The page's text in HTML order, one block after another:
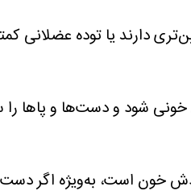
دارند یا توده عضلانی
شود و دست‌ها و پاها
است، به‌ویژه اگر دست و